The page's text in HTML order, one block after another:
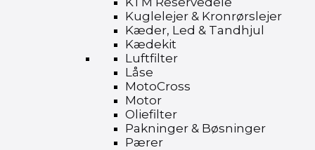
Kuglelejer & Kronrørslejer
Kæder, Led & Tandhjul
Kædekit
Luftfilter
Låse
MotoCross
Motor
Oliefilter
Pakninger & Bøsninger
Pærer